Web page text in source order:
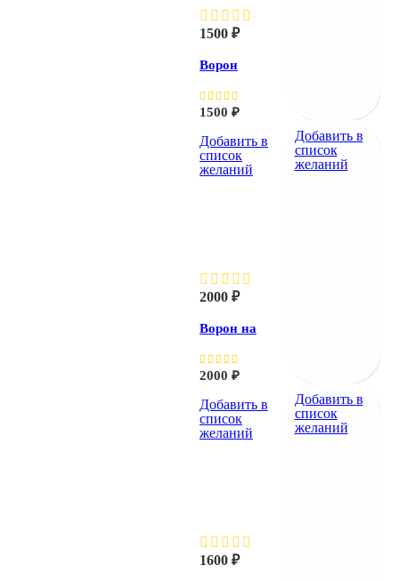
1500 ₽
Ворон
1500 ₽
Добавить в
список
желаний
2000 ₽
Ворон на
2000 ₽
Добавить в
список
желаний
Добавить в
список
желаний
1600 ₽
Добавить в
список
желаний